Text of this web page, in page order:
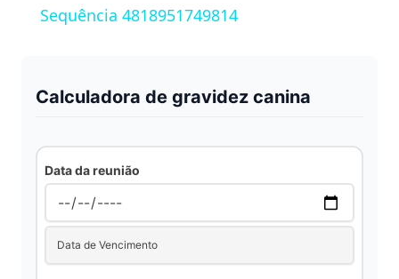
a
i
d
Sequência 4818951749814
Calculadora de gravidez canina
Data da reunião
Data de Vencimento